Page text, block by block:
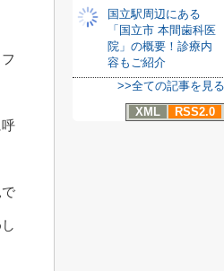
国立駅周辺にある
「国立市 本間歯科医
院」の概要！診療内
容もご紹介
>>全ての記事を見る
XML
RSS2.0